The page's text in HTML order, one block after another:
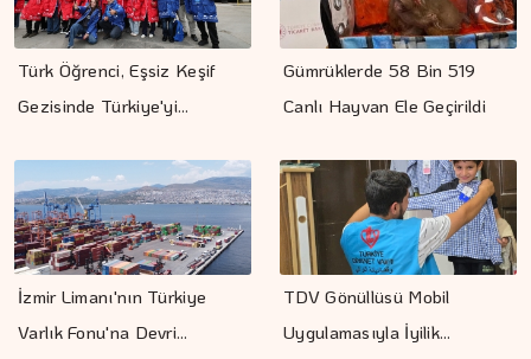
Türk Öğrenci, Eşsiz Keşif
Gezisinde Türkiye'yi…
Gümrüklerde 58 Bin 519
Canlı Hayvan Ele Geçirildi
İzmir Limanı'nın Türkiye
Varlık Fonu'na Devri…
TDV Gönüllüsü Mobil
Uygulamasıyla İyilik…